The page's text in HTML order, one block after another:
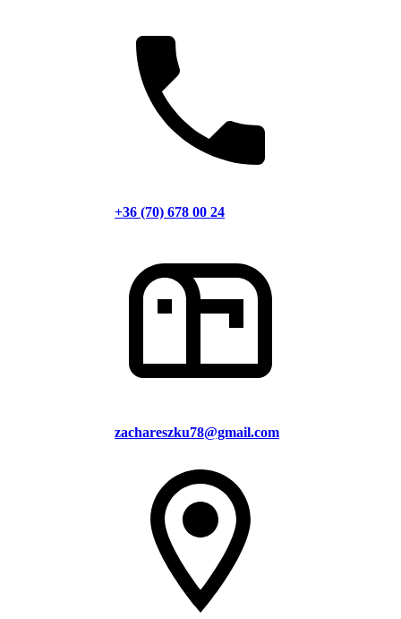
+36 (70) 678 00 24
zachareszku78@gmail.com